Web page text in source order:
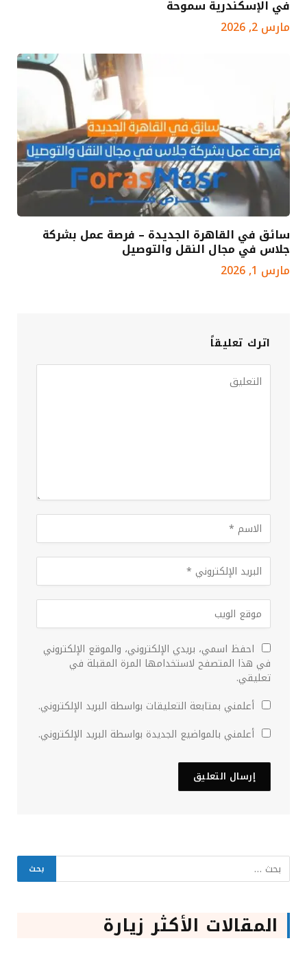
في الإسكندرية سموحة
مارس 2, 2026
سائق في القاهرة الجديدة – فرصة عمل بشركة
جلاس في مجال النقل والتوصيل
مارس 1, 2026
اترك تعليقاً
احفظ اسمي، بريدي الإلكتروني، والموقع الإلكتروني
في هذا المتصفح لاستخدامها المرة المقبلة في
تعليقي.
أعلمني بمتابعة التعليقات بواسطة البريد الإلكتروني.
أعلمني بالمواضيع الجديدة بواسطة البريد الإلكتروني.
المقالات الأكثر زيارة